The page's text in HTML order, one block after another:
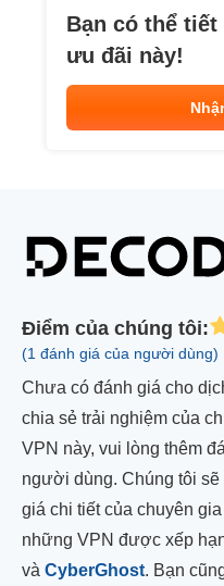
Bạn có thể
ưu đãi này!
Điểm của chúng tôi:
(1 đánh giá của người dùng)
Chưa có đánh giá cho
chia sẻ trải nghiệm của
VPN này, vui lòng thêm
người dùng. Chúng tôi
giá chi tiết của chuyên
những VPN được xếp
và CyberGhost. Bạn